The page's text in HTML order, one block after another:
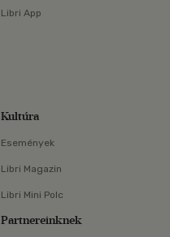
Libri App
Kultúra
Események
Libri Magazin
Libri Mini Polc
Partnereinknek